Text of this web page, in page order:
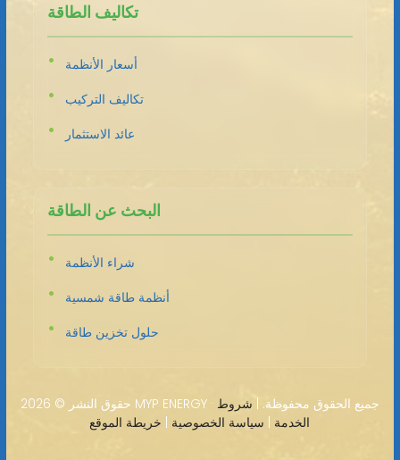
تكاليف الطاقة
أسعار الأنظمة
تكاليف التركيب
عائد الاستثمار
البحث عن الطاقة
شراء الأنظمة
أنظمة طاقة شمسية
حلول تخزين طاقة
حقوق النشر © 2026 MYP ENERGY · جميع الحقوق محفوظة. | شروط
الخدمة | سياسة الخصوصية | خريطة الموقع